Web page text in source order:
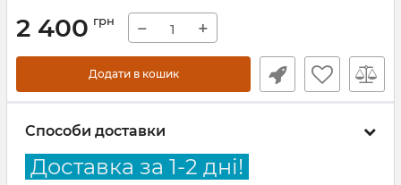
2 400 грн − +
Додати в кошик
Способи доставки
Доставка за 1-2 дні!